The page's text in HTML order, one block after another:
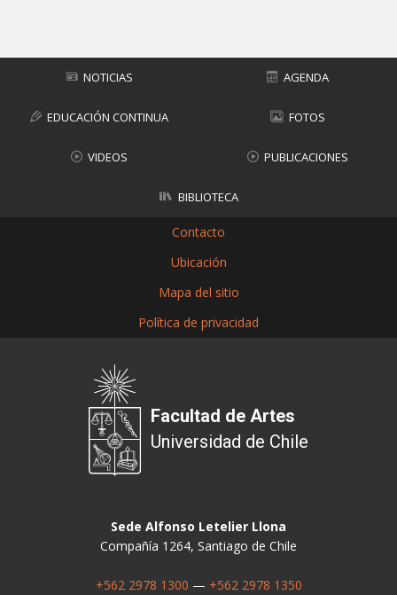
NOTICIAS AGENDA
EDUCACIÓN CONTINUA FOTOS
VIDEOS PUBLICACIONES
BIBLIOTECA
Contacto
Ubicación
Mapa del sitio
Política de privacidad
Facultad de Artes
Universidad de Chile
Sede Alfonso Letelier Llona
Compañía 1264, Santiago de Chile
+562 2978 1300 — +562 2978 1350